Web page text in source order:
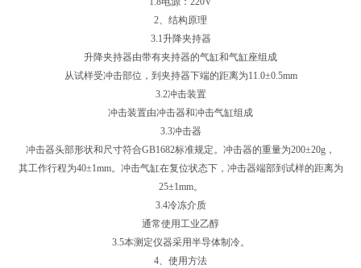
2、结构原理
3.1升降夹持器
升降夹持器由带有夹持器的气缸和气缸座组成
从试样受冲击部位，到夹持器下端的距离为11.0±0.5mm
3.2冲击装置
冲击装置由冲击器和冲击气缸组成
3.3冲击器
冲击器头部形状和尺寸符合GB1682标准规定。冲击器的重量为200±20g，
其工作行程为40±1mm。冲击气缸在复位状态下，冲击器端部到试样的距离为
25±1mm。
3.4冷冻介质
通常使用工业乙醇
3.5本测定仪器采用半导体制冷。
4、使用方法